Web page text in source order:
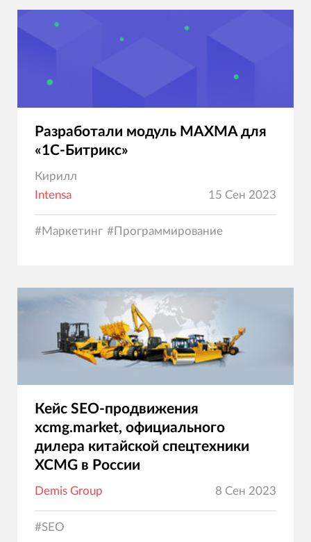
Разработали модуль MAXMA для
«1С-Битрикс»
Кирилл
Intensa
15 Сен 2023
#Маркетинг #Программирование
Кейс SEO-продвижения
xcmg.market, официального
дилера китайской спецтехники
XCMG в России
Demis Group 8 Сен 2023
#SEO